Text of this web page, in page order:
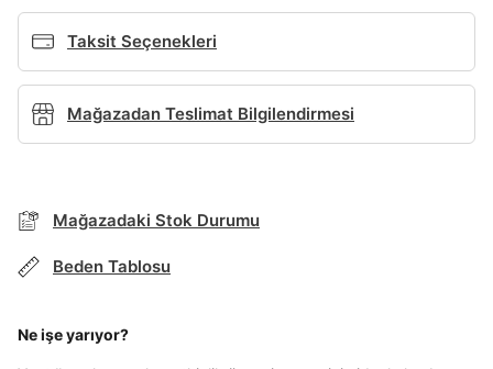
Taksit Seçenekleri
TAKSİT SEÇENEKLERİ
Mağazadan Teslimat Bilgilendirmesi
Mağazadaki Stok Durumu
Beden Tablosu
Ne işe yarıyor?
BEDEN TABLOSU
Telefon Numarası*
E-posta Adresi*